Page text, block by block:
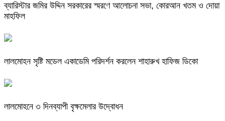
ব্যারিস্টার জমির উদ্দিন সরকারের স্মরণে আলোচনা সভা, কোরআন খতম ও দোয়া
মাহফিল
লালমোহন সৃষ্টি মডেল একাডেমি পরিদর্শন করলেন শাহারুখ হাফিজ ডিকো
লালমোহনে ৩ দিনব্যাপী বৃক্ষমেলার উদ্বোধন